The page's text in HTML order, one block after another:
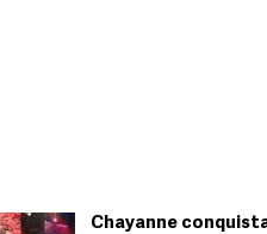
Chayanne